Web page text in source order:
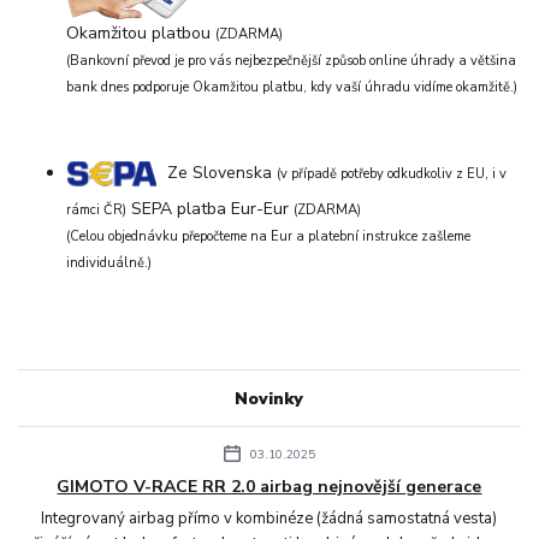
Novinky
03.10.2025
GIMOTO V-RACE RR 2.0 airbag nejnovější generace
Integrovaný airbag přímo v kombinéze (žádná samostatná vesta)
Okamžitou platbou (ZDARMA)
(Bankovní převod je pro vás nejbezpečnější způsob online úhrady a většina
bank dnes podporuje Okamžitou platbu, kdy vaší úhradu vidíme okamžitě.)
Ze Slovenska (v případě potřeby odkudkoliv z EU, i v
rámci ČR) SEPA platba Eur-Eur (ZDARMA)
(Celou objednávku přepočteme na Eur a platební instrukce zašleme
individuálně.)